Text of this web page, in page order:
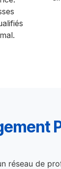
réseau de